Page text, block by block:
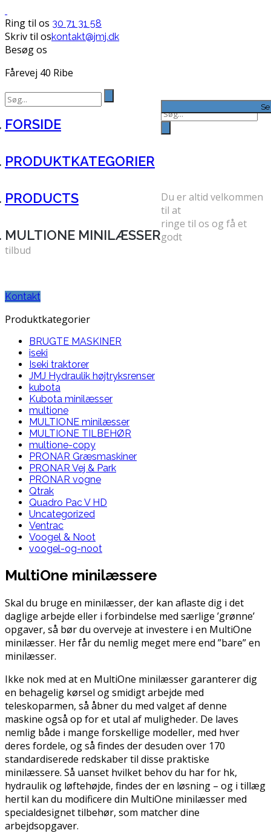
Ring til os 30 71 31 58
Skriv til oskontakt@jmj.dk
Besøg os
Fårevej 40 Ribe
Search
for:
FORSIDE
PRODUKTKATEGORIER
PRODUCTS
MULTIONE MINILÆSSER
Search
for:
Du er altid velkommen
til at
ringe til os og få et
godt
tilbud
Kontakt
Produktkategorier
BRUGTE MASKINER
iseki
Iseki traktorer
JMJ Hydraulik højtryksrenser
kubota
Kubota minilæsser
multione
MULTIONE minilæsser
MULTIONE TILBEHØR
multione-copy
PRONAR Græsmaskiner
PRONAR Vej & Park
PRONAR vogne
Qtrak
Quadro Pac V HD
Uncategorized
Ventrac
Voogel & Noot
voogel-og-noot
MultiOne minilæssere
Skal du bruge en minilæsser, der kan aflaste dig i det
daglige arbejde eller i forbindelse med særlige ’grønne’
opgaver, så bør du overveje at investere i en MultiOne
minilæsser. Her får du nemlig meget mere end ”bare” en
minilæsser.
Ikke nok med at en MultiOne minilæsser garanterer dig
en behagelig kørsel og smidigt arbejde med
teleskoparmen, så åbner du med valget af denne
maskine også op for et utal af muligheder. De laves
nemlig både i mange forskellige modeller, med hver
deres fordele, og så findes der desuden over 170
standardiserede redskaber til disse praktiske
minilæssere. Så uanset hvilket behov du har for hk,
hydraulik og løftehøjde, findes der en løsning – og i tillæg
hertil kan du modificere din MultiOne minilæsser med
specialdesignet tilbehør, som matcher dine
arbejdsopgaver.